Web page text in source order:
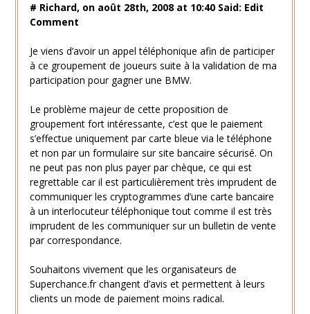
# Richard, on août 28th, 2008 at 10:40 Said: Edit
Comment
Je viens d’avoir un appel téléphonique afin de participer
à ce groupement de joueurs suite à la validation de ma
participation pour gagner une BMW.
Le problème majeur de cette proposition de
groupement fort intéressante, c’est que le paiement
s’effectue uniquement par carte bleue via le téléphone
et non par un formulaire sur site bancaire sécurisé. On
ne peut pas non plus payer par chèque, ce qui est
regrettable car il est particulièrement très imprudent de
communiquer les cryptogrammes d’une carte bancaire
à un interlocuteur téléphonique tout comme il est très
imprudent de les communiquer sur un bulletin de vente
par correspondance.
Souhaitons vivement que les organisateurs de
Superchance.fr changent d’avis et permettent à leurs
clients un mode de paiement moins radical.